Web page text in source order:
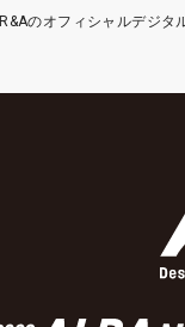
のオフィシャルデジタ